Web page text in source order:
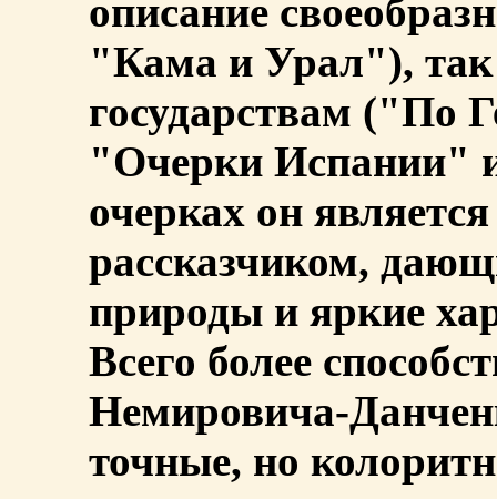
описание
"Кама и Урал"),
государствам ("По
"Очерки Испании"
очерках он
рассказчиком,
природы и яркие
Всего более
Немировича-
точные, но